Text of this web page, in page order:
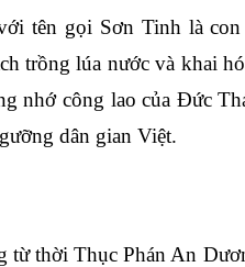
tên gọi Sơn Tinh là
trồng lúa nước và khai
nhớ công lao của Đức
dân gian Việt.
từ thời Thục Phán An